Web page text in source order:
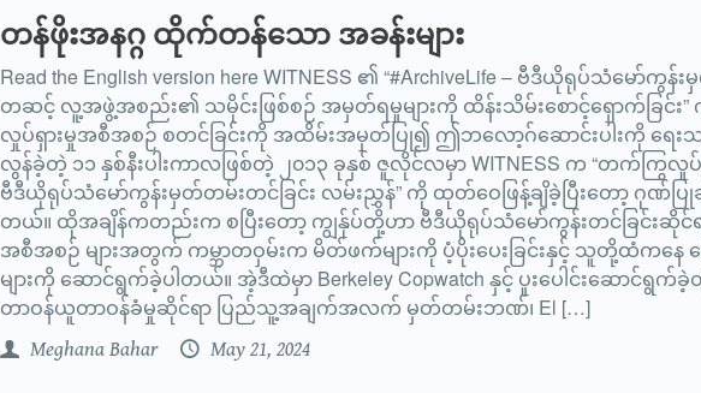
တန်ဖိုးအနဂ္ဂ ထိုက်တန်သော အခန်းများ
Read the English version here WITNESS ၏ “#ArchiveLife – ဗီဒီယိုရုပ်သံမော်ကွန်
တဆင့် လူ့အဖွဲ့အစည်း၏ သမိုင်းဖြစ်စဉ် အမှတ်ရမှုများကို ထိန်းသိမ်းစောင့်ရှောက်ခြင်း”
လှုပ်ရှားမှုအစီအစဉ် စတင်ခြင်းကို အထိမ်းအမှတ်ပြု၍ ဤဘလော့ဂ်ဆောင်းပါးကို ရေးသ
လွန်ခဲ့တဲ့ ၁၁ နှစ်နီးပါးကာလဖြစ်တဲ့ ၂၀၁၃ ခုနှစ် ဇူလိုင်လမှာ WITNESS က “တက်ကြွလှု
ဗီဒီယိုရုပ်သံမော်ကွန်းမှတ်တမ်းတင်ခြင်း လမ်းညွှန်” ကို ထုတ်ဝေဖြန့်ချိခဲ့ပြီးတော့ ဂုဏ်ပြုဆု
တယ်။ ထိုအချိန်ကတည်းက စပြီးတော့ ကျွန်ုပ်တို့ဟာ ဗီဒီယိုရုပ်သံမော်ကွန်းတင်ခြင်းဆိုင်ရ
အစီအစဉ် များအတွက် ကမ္ဘာတဝှမ်းက မိတ်ဖက်များကို ပံ့ပိုးပေးခြင်းနှင့် သူတို့ထံကနေ
များကို ဆောင်ရွက်ခဲ့ပါတယ်။ အဲ့ဒီထဲမှာ Berkeley Copwatch နှင့် ပူးပေါင်းဆောင်ရွ
တာဝန်ယူတာဝန်ခံမှုဆိုင်ရာ ပြည်သူ့အချက်အလက် မှတ်တမ်းဘဏ်၊ El […]
Meghana Bahar May 21, 2024